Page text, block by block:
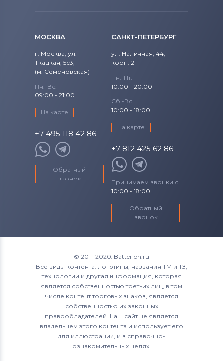
МОСКВА
г. Москва, ул.
Ткацкая, 5с3,
(м. Семеновская)
Пн.-Вс.
09:00 - 21:00
На карте
+7 495 118 42 86
Обратный
звонок
САНКТ-ПЕТЕРБУРГ
ул. Наличная, 44,
корп. 2
Пн.-Пт.
10:00 - 20:00
Сб.-Вс.
10:00 - 18:00
На карте
+7 812 425 62 86
Принимаем звонки с
10:00 - 18:00
Обратный
звонок
© 2011-2020. Batterion.ru
Все виды контента: логотипы, названия ТМ и ТЗ,
технологии и другая информация, которая
является собственностью третьих лиц, в том
числе контент торговых знаков, является
собственностью их законных
правообладателей. Наш сайт не является
владельцем этого контента и использует его
для иллюстрации, и в справочно-
ознакомительных целях.